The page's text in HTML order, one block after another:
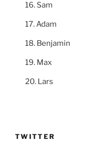
Sam
Adam
Benjamin
Max
Lars
TWITTER